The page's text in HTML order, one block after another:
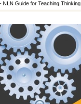
- NLN Guide for Teaching Thinking